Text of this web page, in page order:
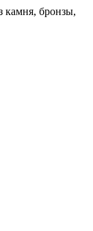
камня, бронзы,